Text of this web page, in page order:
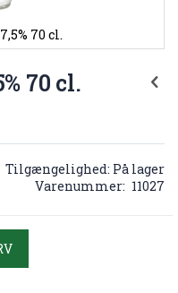
70 cl.
70 cl.
Tilgængelighed: På lager
Varenummer
11027